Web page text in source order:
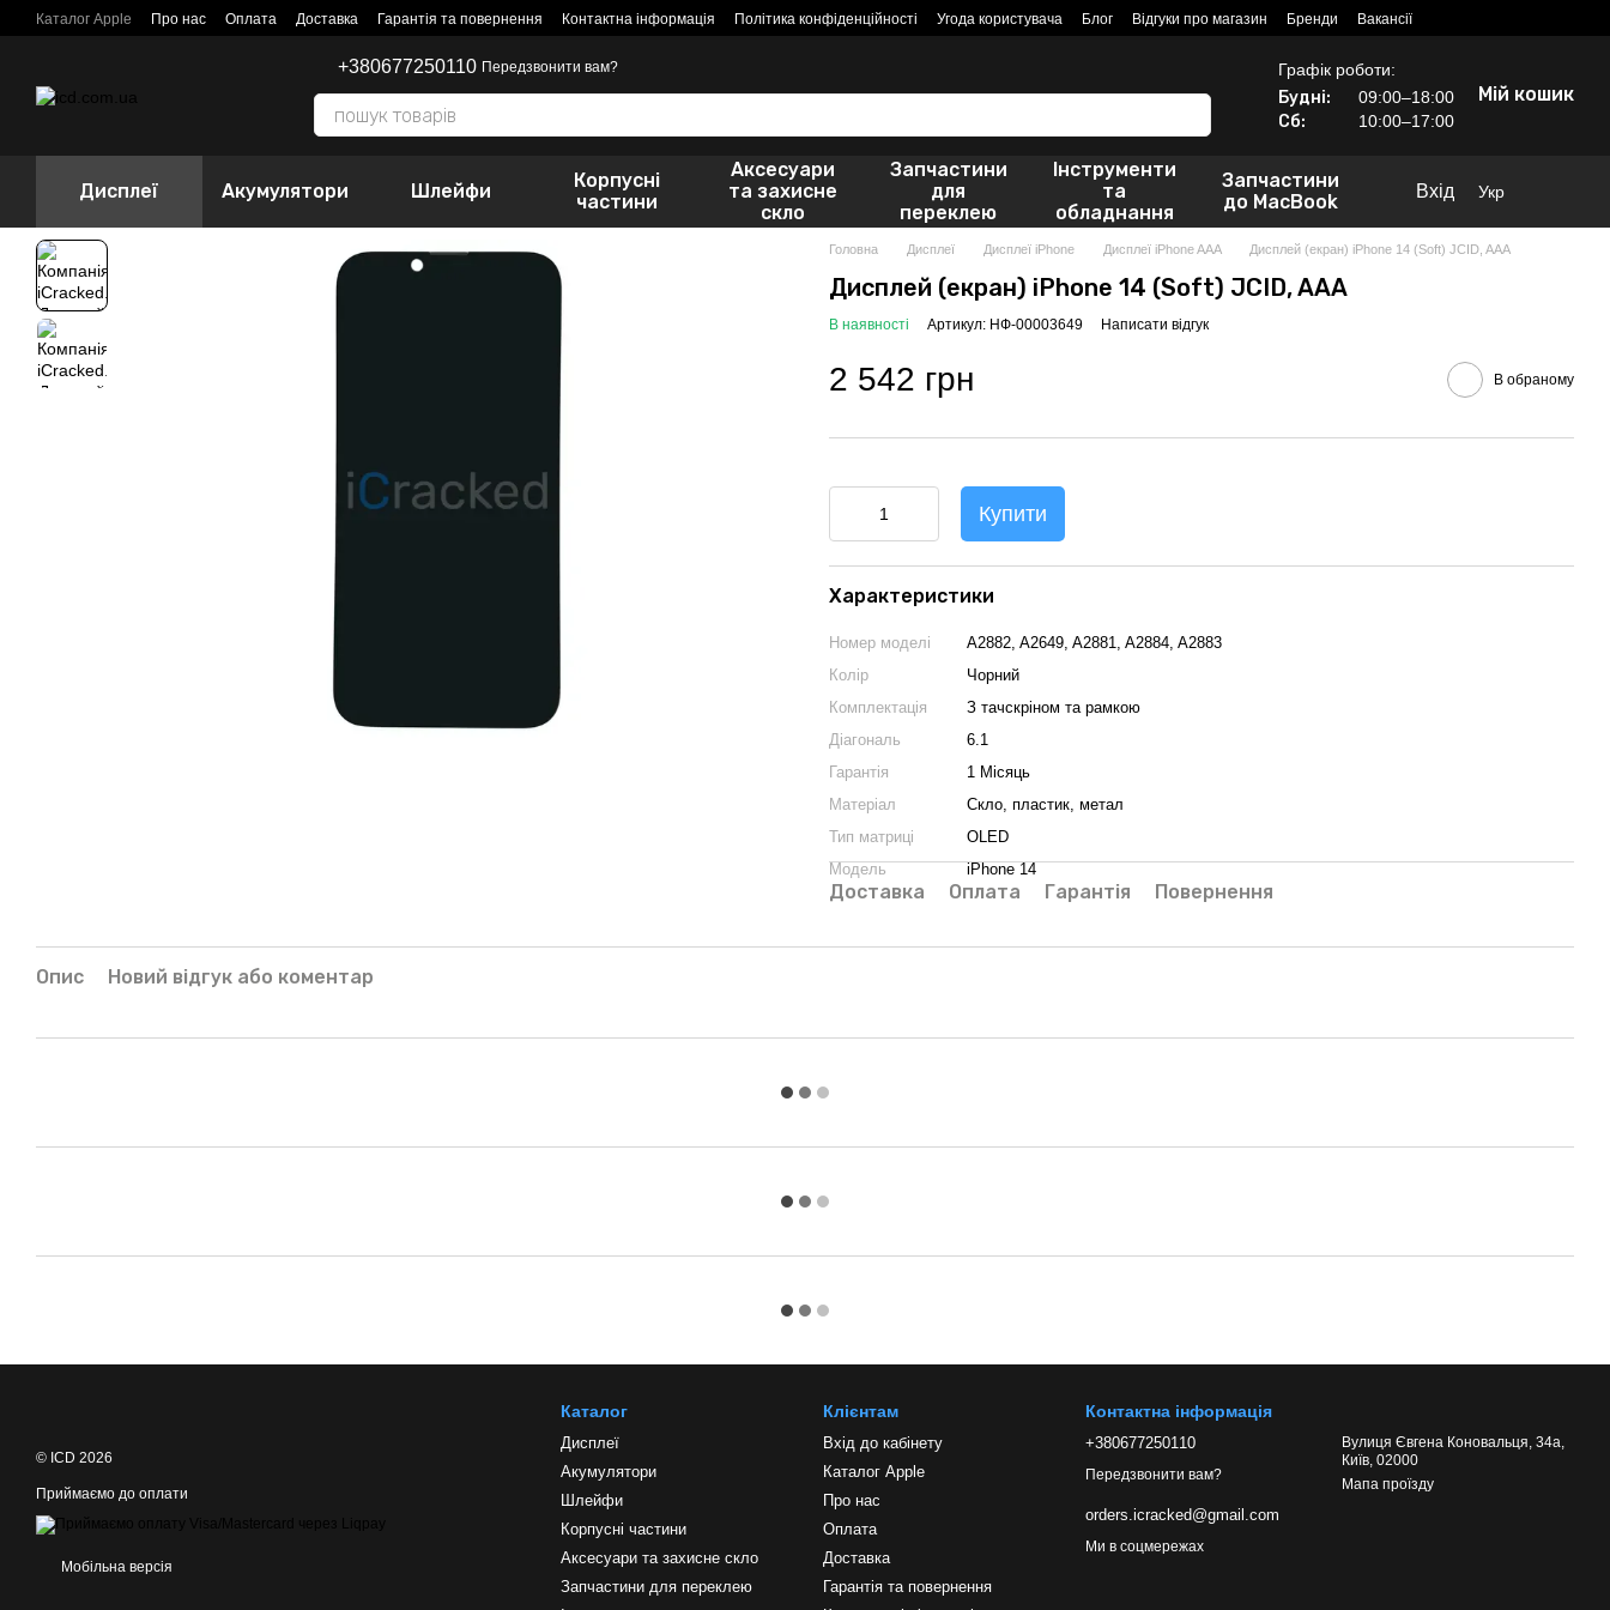
Перейти до основного контенту
Каталог Apple Про нас Оплата Доставка Гарантія та повернення Контактна інформація Політика конфіденційності Угода користувача Блог Відгуки про магазин Бренди Вакансії
+380677250110 Передзвонити вам? Графік роботи:
Будні: 09:00–18:00
Сб: 10:00–17:00
Мій кошик
Дисплеї Акумулятори Шлейфи
Корпусні
частини
Аксесуари
та захисне
скло
Запчастини
для
переклею
Інструменти
та
обладнання
Запчастини
до MacBook
Вхід Укр
Головна Дисплеї Дисплеї iPhone Дисплеї iPhone AAA Дисплей (екран) iPhone 14 (Soft) JCID, AAA
Дисплей (екран) iPhone 14 (Soft) JCID, AAA
В наявності Артикул: НФ-00003649 Написати відгук
2 542 грн В обраному
Купити
Характеристики
Номер моделі
A2882, A2649, A2881, A2884, A2883
Колір
Чорний
Комплектація
З тачскріном та рамкою
Діагональ
6.1
Гарантія
1 Місяць
Матеріал
Скло, пластик, метал
Тип матриці
OLED
Модель
iPhone 14
Доставка Оплата Гарантія Повернення
Опис Новий відгук або коментар
© ICD 2026
Приймаємо до оплати
Мобільна версія
Каталог
Дисплеї
Акумулятори
Шлейфи
Корпусні частини
Аксесуари та захисне скло
Запчастини для переклею
Клієнтам
Вхід до кабінету
Каталог Apple
Про нас
Оплата
Доставка
Гарантія та повернення
Контактна інформація
+380677250110
Передзвонити вам?
orders.icracked@gmail.com
Вулиця Євгена Коновальця, 34а,
Київ, 02000
Мапа проїзду
Ми в соцмережах